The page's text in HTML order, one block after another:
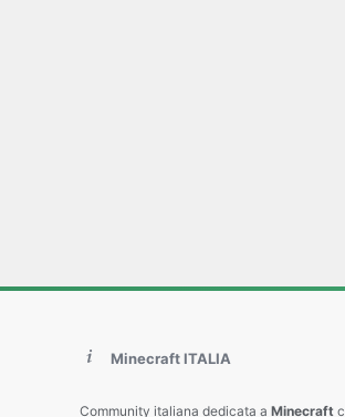
Minecraft ITALIA
Community italiana dedicata a Minecraft